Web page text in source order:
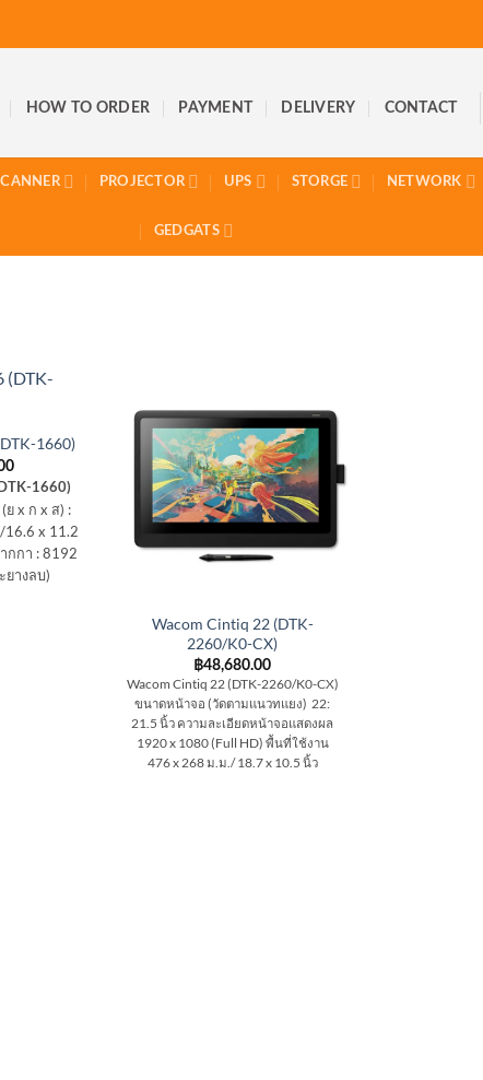
HOW TO ORDER PAYMENT DELIVERY CONTACT
PROJECTOR UPS STORGE NETWORK
GEDGATS
1660)
1660)
x ก x ส) :
16.6 x 11.2
กกา : 8192
ยางลบ)
Wacom Cintiq 22 (DTK-
2260/K0-CX)
฿48,680.00
Wacom Cintiq 22 (DTK-2260/K0-CX)
ขนาดหน้าจอ (วัดตามแนวทแยง) 22:
21.5 นิ้ว ความละเอียดหน้าจอแสดงผล
1920 x 1080 (Full HD) พื้นที่ใช้งาน
476 x 268 ม.ม./ 18.7 x 10.5 นิ้ว